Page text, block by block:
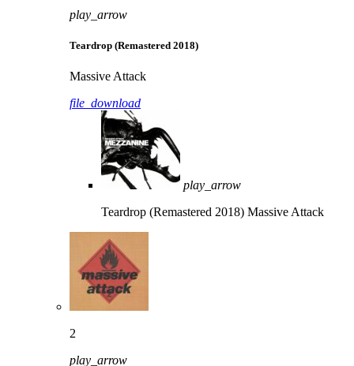
play_arrow
Teardrop (Remastered 2018)
Massive Attack
file_download
play_arrow
Teardrop (Remastered 2018) Massive Attack
2
play_arrow